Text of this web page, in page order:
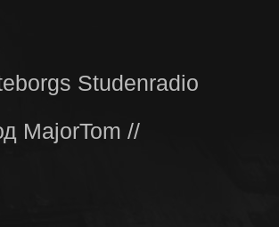
Studenradio
MajorTom //